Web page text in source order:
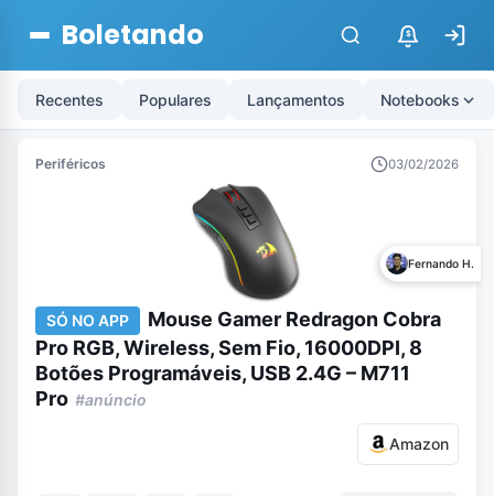
Boletando $
Recentes Populares Lançamentos Notebooks
Periféricos 03/02/2026
Fernando H.
SÓ NO APP
Mouse Gamer Redragon Cobra
Pro RGB, Wireless, Sem Fio, 16000DPI, 8
Botões Programáveis, USB 2.4G – M711
Pro #anúncio
Amazon